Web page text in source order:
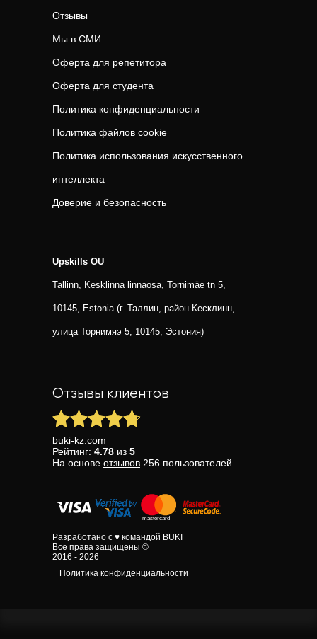
Отзывы
Мы в СМИ
Оферта для репетитора
Оферта для студента
Политика конфиденциальности
Политика файлов cookie
Политика использования искусственного
интеллекта
Доверие и безопасность
Upskills OU
Tallinn, Kesklinna linnaosa, Tornimäe tn 5,
10145, Estonia (г. Таллин, район Кесклинн,
улица Торнимяэ 5, 10145, Эстония)
Отзывы клиентов
buki-kz.com
Рейтинг: 4.78 из 5
На основе отзывов 256 пользователей
Разработано с ♥ командой BUKI
Все права защищены ©
2016 - 2026
Политика конфиденциальности